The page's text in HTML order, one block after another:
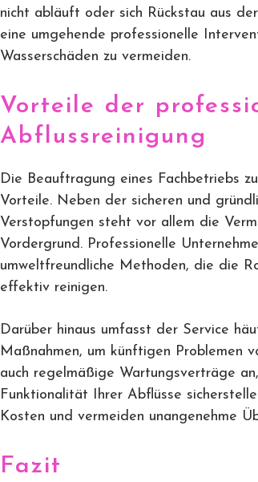
nicht abläuft oder sich Rückstau aus
eine umgehende professionelle
Wasserschäden zu vermeiden.
Vorteile der
Abflussreinigung
Die Beauftragung eines Fachbetriebs
Vorteile. Neben der sicheren und
Verstopfungen steht vor allem die
Vordergrund. Professionelle
umweltfreundliche Methoden, die die
effektiv reinigen.
Darüber hinaus umfasst der Service
Maßnahmen, um künftigen Problemen
auch regelmäßige Wartungsverträge
Funktionalität Ihrer Abflüsse
Kosten und vermeiden unangenehme
Fazit